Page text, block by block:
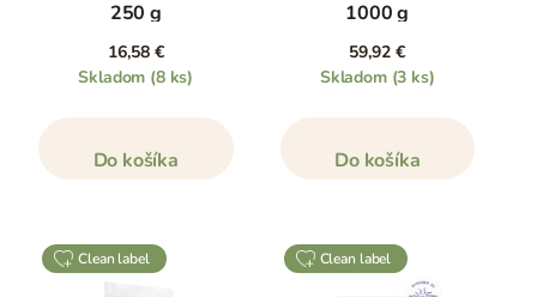
250 g
16,58 €
Skladom (8 ks)
Do košíka
1000 g
59,92 €
Skladom (3 ks)
Do košíka
clean label clean label